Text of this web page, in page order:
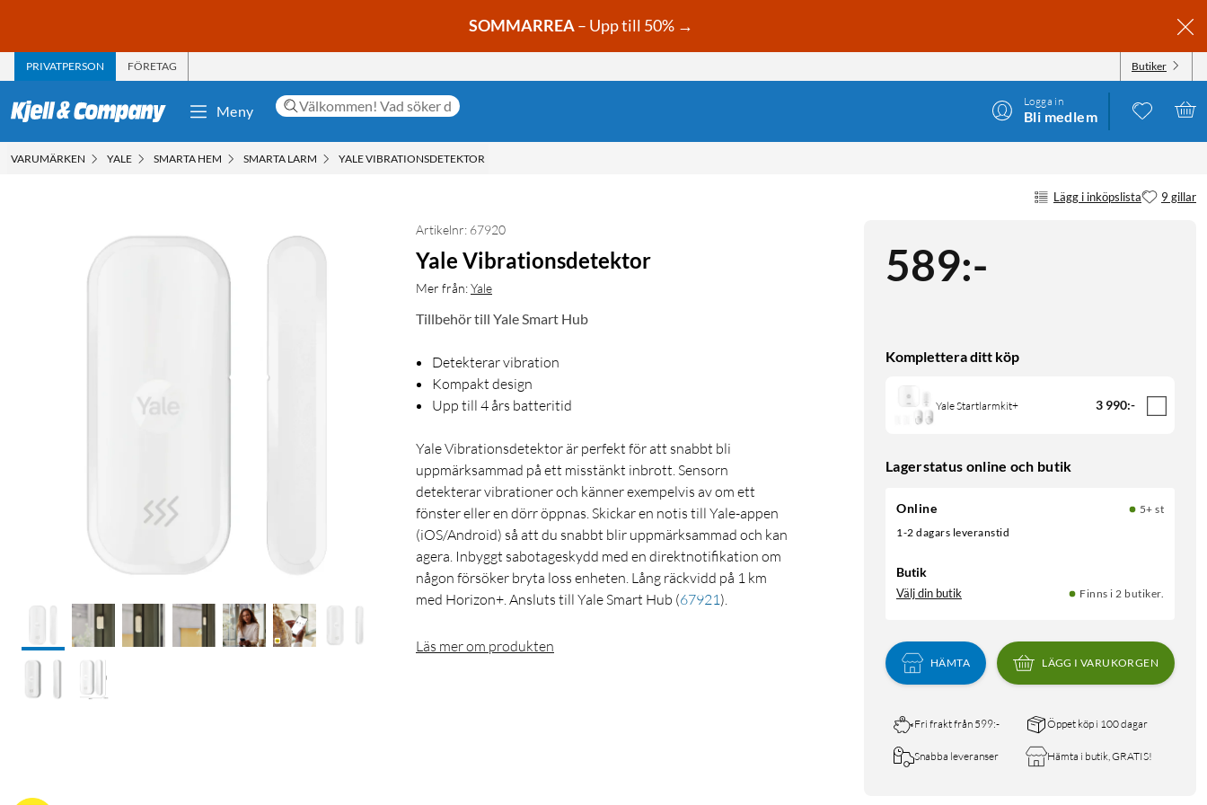
SOMMARREA– Upp till 50% →
PRIVATPERSON FÖRETAG Butiker
Meny
Logga in
Bli medlem
VARUMÄRKEN YALE SMARTA HEM SMARTA LARM YALE VIBRATIONSDETEKTOR
Lägg i inköpslista 9 gillar
589:-
Komplettera ditt köp
Yale Startlarmkit+ 3 990:-
Lagerstatus online och butik
Online
5+ st
1-2 dagars leveranstid
Butik
Välj din butik Finns i 2 butiker.
HÄMTA LÄGG I VARUKORGEN
Fri frakt från 599:- Öppet köp i 100 dagar
Snabba leveranser Hämta i butik, GRATIS!
Artikelnr: 67920
Yale Vibrationsdetektor
Mer från:Yale
Tillbehör till Yale Smart Hub
Detekterar vibration
Kompakt design
Upp till 4 års batteritid
Yale Vibrationsdetektor är perfekt för att snabbt bli
uppmärksammad på ett misstänkt inbrott. Sensorn
detekterar vibrationer och känner exempelvis av om ett
fönster eller en dörr öppnas. Skickar en notis till Yale-appen
(iOS/Android) så att du snabbt blir uppmärksammad och kan
agera. Inbyggt sabotageskydd med en direktnotifikation om
någon försöker bryta loss enheten. Lång räckvidd på 1 km
med Horizon+. Ansluts till Yale Smart Hub (67921).
Läs mer om produkten